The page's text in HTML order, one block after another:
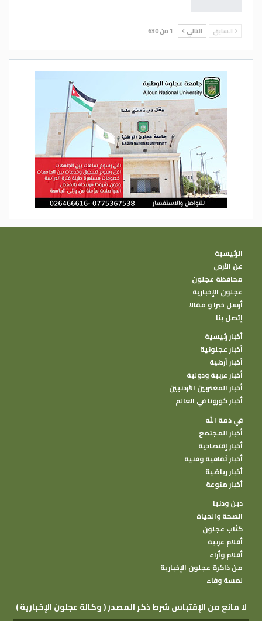
السابق التالي 1 من 630
الرئيسية
عن الأردن
محافظة عجلون
عجلون الإخبارية
أرسل خبرا و مقالا
إتصل بنا
أخبار رئيسية
أخبار عجلونية
أخبار أردنية
أخبار عربية ودولية
أخبار المغتربين الأردنيين
أخبار كورونا في العالم
في ذمة الله
أخبار المجتمع
أخبار إقتصادية
أخبار ثقافية وفنية
أخبار رياضية
أخبار منوعة
دين ودنيا
الصحة والحياة
كتًاب عجلون
أقلام عربية
أقلام وأراء
من ذاكرة عجلون الإخبارية
لمسة وفاء
( وكالة عجلون الإخبارية ) لا مانع من الإقتباس شرط ذكر المصدر